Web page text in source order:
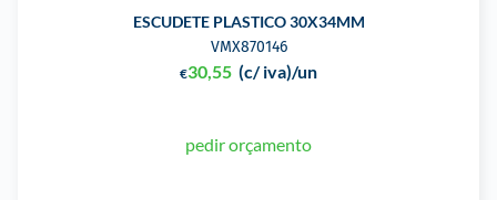
ESCUDETE PLASTICO 30X34MM
VMX870146
€30,55 (c/ iva)/un
pedir orçamento